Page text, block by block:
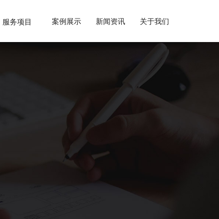
服务项目 案例展示 新闻资讯 关于我们